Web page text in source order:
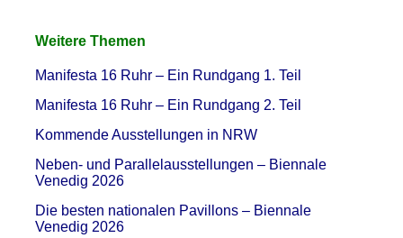
Weitere Themen
Manifesta 16 Ruhr – Ein Rundgang 1. Teil
Manifesta 16 Ruhr – Ein Rundgang 2. Teil
Kommende Ausstellungen in NRW
Neben- und Parallelausstellungen – Biennale
Venedig 2026
Die besten nationalen Pavillons – Biennale
Venedig 2026